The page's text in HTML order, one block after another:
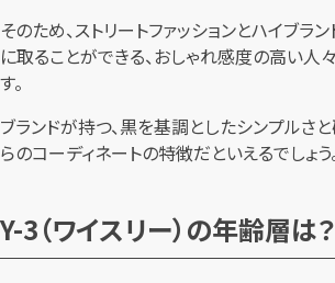
そのため、ストリートファッションとハイブラ
に取ることができる、おしゃれ感度の高い人
す。
ブランドが持つ、黒を基調としたシンプルさ
らのコーディネートの特徴だといえるでしょう
Y-3（ワイスリー）の年齢層は？